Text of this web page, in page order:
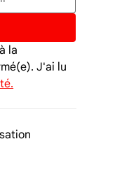
la
J'ai lu